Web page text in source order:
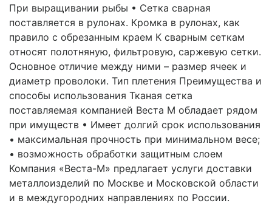
При выращивании рыбы • Сетка сварная
поставляется в рулонах. Кромка в рулонах, как
правило с обрезанным краем К сварным сеткам
относят полотняную, фильтровую, саржевую сетки.
Основное отличие между ними – размер ячеек и
диаметр проволоки. Тип плетения Преимущества и
способы использования Тканая сетка
поставляемая компанией Веста М обладает рядом
при имуществ • Имеет долгий срок использования
• максимальная прочность при минимальном весе;
• возможность обработки защитным слоем
Компания «Веста-М» предлагает услуги доставки
металлоизделий по Москве и Московской области
и в междугородних направлениях по России.